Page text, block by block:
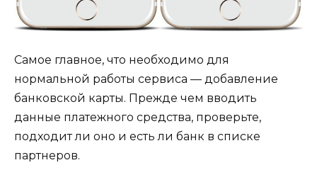
Самое главное, что необходимо для
нормальной работы сервиса — добавление
банковской карты. Прежде чем вводить
данные платежного средства, проверьте,
подходит ли оно и есть ли банк в списке
партнеров.